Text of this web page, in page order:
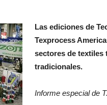
Las ediciones de
Texprocess
sectores de textiles
tradicionales.
Informe especial de